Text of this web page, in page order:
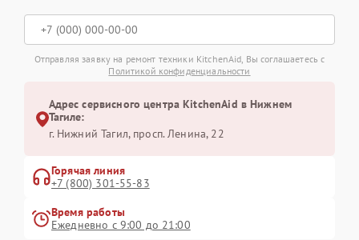
Отправляя заявку на ремонт техники KitchenAid, Вы соглашаетесь с
Политикой конфиденциальности
Адрес сервисного центра KitchenAid в Нижнем
Тагиле:
г. Нижний Тагил, просп. Ленина, 22
Горячая линия
+7 (800) 301-55-83
Время работы
Ежедневно с 9:00 до 21:00